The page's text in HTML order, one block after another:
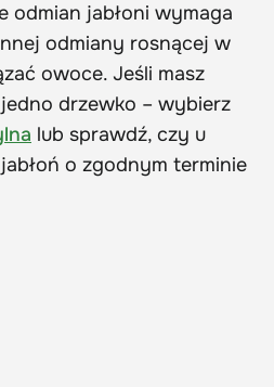
odmian jabłoni wymaga
odmiany rosnącej w
owoce. Jeśli masz
drzewko – wybierz
lub sprawdź, czy u
o zgodnym terminie